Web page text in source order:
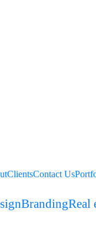
ClientsContact Us
BrandingReal